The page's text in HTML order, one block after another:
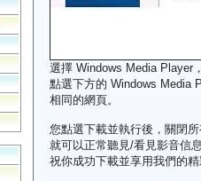
選擇 Windows Media Player
點選下方的 Windows Media
相同的網頁。
您點選下載並執行後，關閉
就可以正常聽見/看見影音信
祝你成功下載並享用我們的